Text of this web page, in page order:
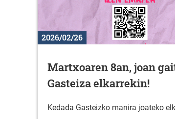
2026/02/26
Martxoaren 8an, joan
Gasteiza elkarrekin!
Kedada Gasteizko manira joateko